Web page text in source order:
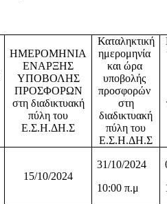
ΗΜΕΡΟΜΗΝΙΑ
ΕΝΑΡΞΗΣ
ΥΠΟΒΟΛΗΣ
ΠΡΟΣΦΟΡΩΝ
στη διαδικτυακή
πύλη του
Ε.Σ.Η.ΔΗ.Σ
Καταληκτική
ημερομηνία
και ώρα
υποβολής
προσφορών
στη
διαδικτυακή
πύλη του
Ε.Σ.Η.ΔΗ.Σ
15/10/2024
31/10/2024
10:00 π.μ